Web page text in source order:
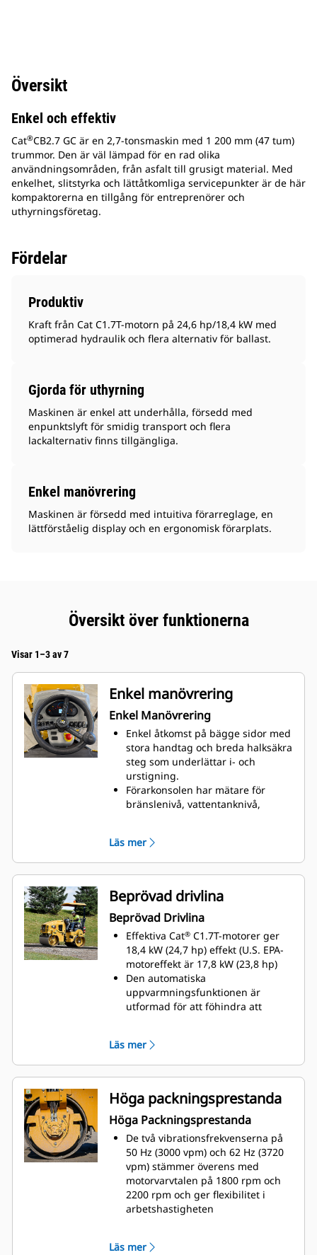
Översikt
Enkel och effektiv
Cat®CB2.7 GC är en 2,7-tonsmaskin med 1 200 mm (47 tum)
trummor. Den är väl lämpad för en rad olika
användningsområden, från asfalt till grusigt material. Med
enkelhet, slitstyrka och lättåtkomliga servicepunkter är de här
kompaktorerna en tillgång för entreprenörer och
uthyrningsföretag.
Fördelar
Produktiv
Kraft från Cat C1.7T-motorn på 24,6 hp/18,4 kW med
optimerad hydraulik och flera alternativ för ballast.
Gjorda för uthyrning
Maskinen är enkel att underhålla, försedd med
enpunktslyft för smidig transport och flera
lackalternativ finns tillgängliga.
Enkel manövrering
Maskinen är försedd med intuitiva förarreglage, en
lättförståelig display och en ergonomisk förarplats.
Översikt över funktionerna
Visar 1–3 av 7
Enkel manövrering
Enkel Manövrering
Enkel åtkomst på bägge sidor med
stora handtag och breda halksäkra
steg som underlättar i- och
urstigning.
Förarkonsolen har mätare för
bränslenivå, vattentanknivå,
föraren informerad om status
Robusta vippomkopplare för enkel
aktivering av motorvarvtal val av
trumma, parkeringsbroms, ljus
och roterande varningsljus (tillval)
Motorvavtalet styrs med hjälp av
en knapp för låg, medelhög och
hög hastighet.
Sätet kan justeras framåt/bakåt
och sida till sida och med dubbla
körspakar ger det en god sikt på
bägge sidor om maskinen
Läs mer
Beprövad drivlina
Beprövad Drivlina
Effektiva Cat® C1.7T-motorer ger
18,4 kW (24,7 hp) effekt (U.S. EPA-
motoreffekt är 17,8 kW (23,8 hp)​
Den automatiska
uppvarmningsfunktionen är
utformad för att föhindra att
hydraulsiak systemet når en
temperatur på 10 ºC (50 ºF)
Den automatiska avstängningen
av tomgången aktiveras efter 30
minuter som standard.
Avstäningstiden kan justeras med
Cat Electronic Technician (Cat ET)​
Maximal körning i lutning uppnås
när maskinen körs med medelhögt
motorvarvtal på 1800 rpm, och
maximal körhastighet uppnås vid
högt motorvarvtal, 2200 rpm.
Antispinnsystemet (tillval) är
trummorna glider och förbättrar
Läs mer
Höga packningsprestanda
Höga Packningsprestanda
De två vibrationsfrekvenserna på
50 Hz (3000 vpm) och 62 Hz (3720
vpm) stämmer överens med
motorvarvtalen på 1800 rpm och
2200 rpm och ger flexibilitet i
arbetshastigheten
anpassa sig efter olika
Läs mer